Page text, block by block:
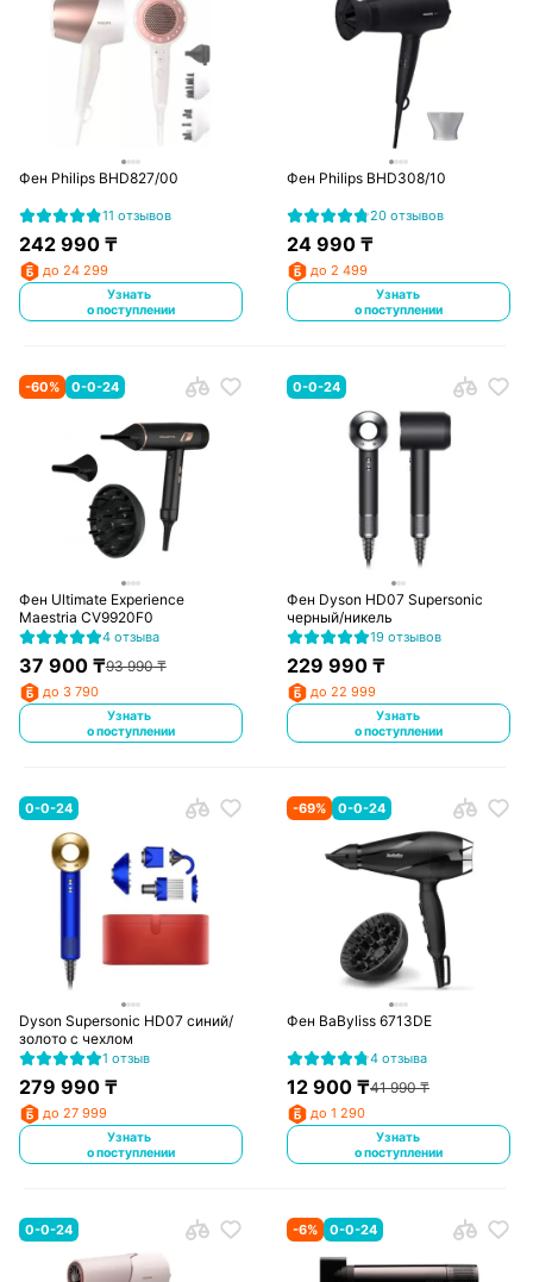
Фен Philips BHD827/00
11 отзывов
242 990₸
до 24 299
Узнать
о поступлении
Фен Philips BHD308/10
20 отзывов
24 990 ₸
до 2 499
Узнать
о поступлении
-60% 0-0-24
Фен Ultimate Experience
Maestria CV9920F0
4 отзыва
37 900₸93 990₸
до 3 790
Узнать
о поступлении
0-0-24
Фен Dyson HD07 Supersonic
черный/никель
19 отзывов
229 990 ₸
до 22 999
Узнать
о поступлении
0-0-24
Dyson Supersonic HD07 синий/
золото с чехлом
1 отзыв
279 990₸
до 27 999
Узнать
о поступлении
-69% 0-0-24
Фен BaByliss 6713DE
4 отзыва
12 900 ₸41 990₸
до 1 290
Узнать
о поступлении
0-0-24 -6% 0-0-24